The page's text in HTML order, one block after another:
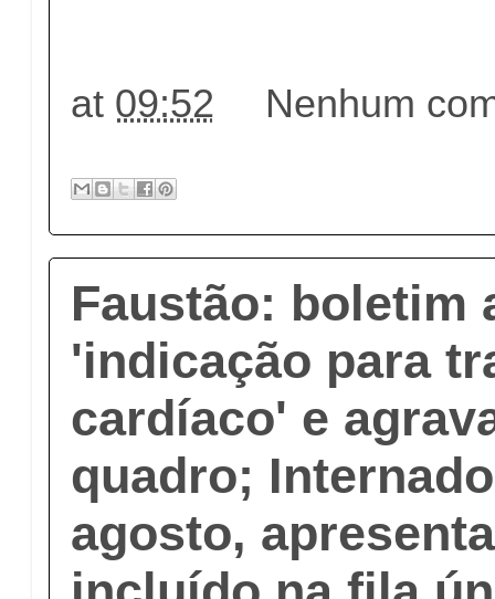
at 09:52 Nenhum
Faustão: boletim
'indicação para
cardíaco' e
quadro;
agosto,